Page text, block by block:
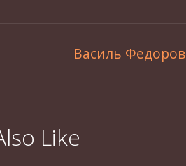
Василь Федоров
Like